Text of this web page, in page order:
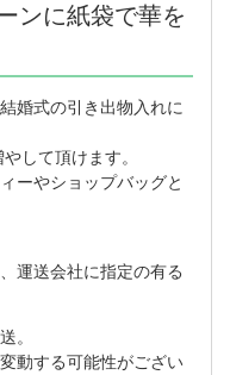
ンに紙袋で華を
婚式の引き出物入れに
して頂けます。
ーやショップバッグと
運送会社に指定の有る
。
動する可能性がござい